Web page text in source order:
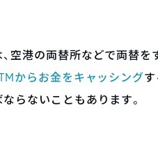
空港の両替所などで両替を
からお金をキャッシング
らないこともあります。